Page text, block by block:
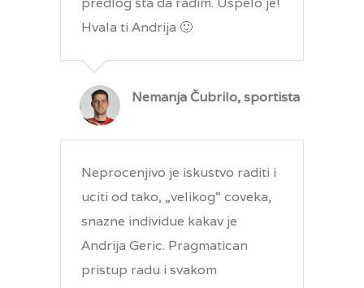
Hvala ti Andrija 🙂
Nemanja Čubrilo, sportista
Neprocenjivo je iskustvo raditi i
uciti od tako, „velikog“ coveka,
snazne individue kakav je
Andrija Geric. Pragmatican
pristup radu i svakom